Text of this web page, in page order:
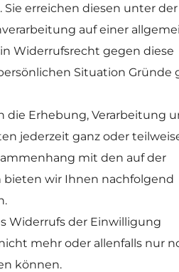
erreichen diesen unter
auf einer
Widerrufsrecht gegen diese
Situation Gründe
die Erhebung, Verarbeitung
jederzeit ganz oder
mit den auf der
wir Ihnen nachfolgend
Widerrufs der Einwilligung
mehr oder allenfalls nur
können.